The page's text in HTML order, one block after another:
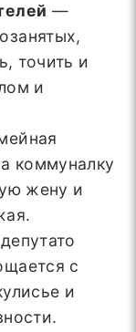
—
точить и
и
коммуналку
жену и
с
и